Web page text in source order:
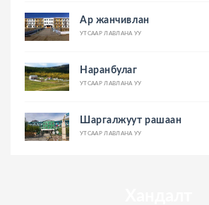
Ар жанчивлан
УТСААР ЛАВЛАНА УУ
Наранбулаг
УТСААР ЛАВЛАНА УУ
Шаргалжуут рашаан
УТСААР ЛАВЛАНА УУ